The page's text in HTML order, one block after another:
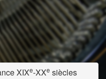
XIXe-XXe siècles